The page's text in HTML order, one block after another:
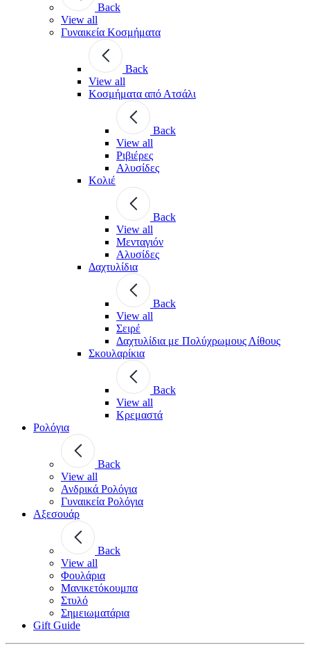
Back
View all
Γυναικεία Κοσμήματα
Back
View all
Κοσμήματα από Ατσάλι
Back
View all
Ριβιέρες
Αλυσίδες
Κολιέ
Back
View all
Μενταγιόν
Αλυσίδες
Δαχτυλίδια
Back
View all
Σειρέ
Δαχτυλίδια με Πολύχρωμους Λίθους
Σκουλαρίκια
Back
View all
Κρεμαστά
Ρολόγια
Back
View all
Ανδρικά Ρολόγια
Γυναικεία Ρολόγια
Αξεσουάρ
Back
View all
Φουλάρια
Μανικετόκουμπα
Στυλό
Σημειωματάρια
Gift Guide